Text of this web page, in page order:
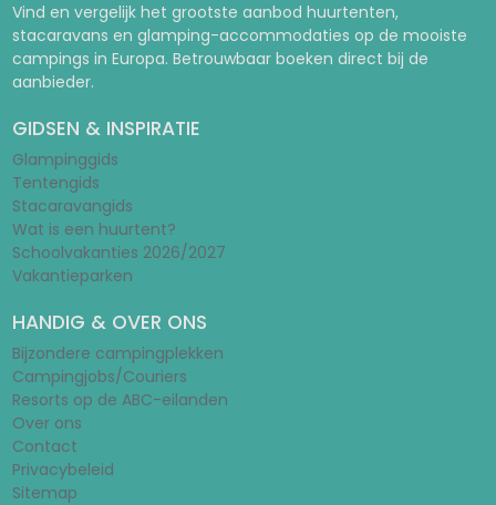
Vind en vergelijk het grootste aanbod huurtenten,
stacaravans en glamping-accommodaties op de mooiste
campings in Europa. Betrouwbaar boeken direct bij de
aanbieder.
GIDSEN & INSPIRATIE
Glampinggids
Tentengids
Stacaravangids
Wat is een huurtent?
Schoolvakanties 2026/2027
Vakantieparken
HANDIG & OVER ONS
Bijzondere campingplekken
Campingjobs/Couriers
Resorts op de ABC-eilanden
Over ons
Contact
Privacybeleid
Sitemap